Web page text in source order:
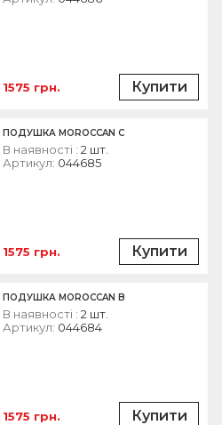
1575 грн. Купити
В наявності : 2 шт.
Артикул: 044685
ПОДУШКА MOROCCAN C
1575 грн. Купити
В наявності : 2 шт.
Артикул: 044684
ПОДУШКА MOROCCAN B
1575 грн. Купити